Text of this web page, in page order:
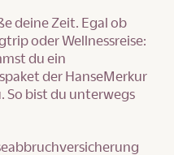
deine Zeit. Egal ob
oder Wellnessreise:
du ein
der HanseMerkur
So bist du unterwegs